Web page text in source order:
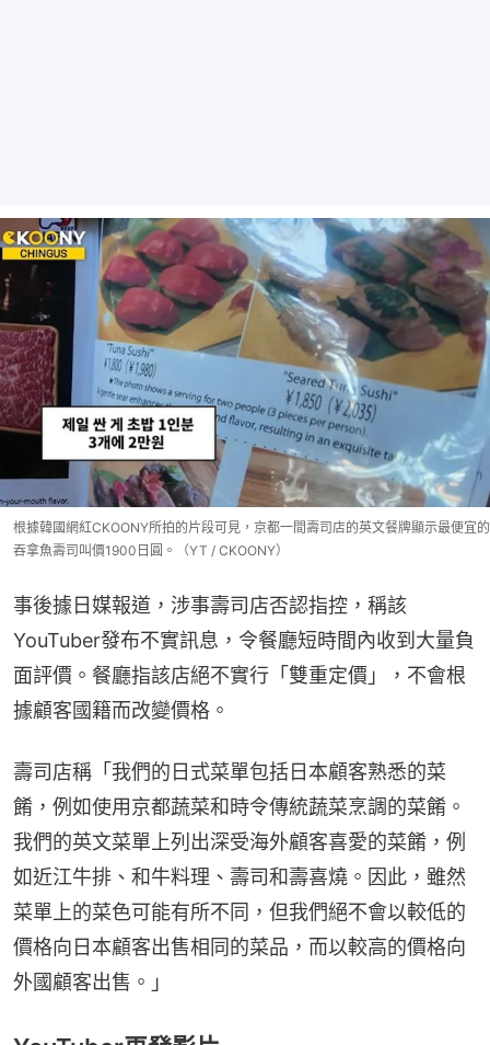
根據韓國網紅CKOONY所拍的片段可見，京都一間壽司店的英文餐牌顯示最便宜的
吞拿魚壽司叫價1900日圓。（YT / CKOONY）
事後據日媒報道，涉事壽司店否認指控，稱該
YouTuber發布不實訊息，令餐廳短時間內收到大量負
面評價。餐廳指該店絕不實行「雙重定價」，不會根
據顧客國籍而改變價格。
壽司店稱「我們的日式菜單包括日本顧客熟悉的菜
餚，例如使用京都蔬菜和時令傳統蔬菜烹調的菜餚。
我們的英文菜單上列出深受海外顧客喜愛的菜餚，例
如近江牛排、和牛料理、壽司和壽喜燒。因此，雖然
菜單上的菜色可能有所不同，但我們絕不會以較低的
價格向日本顧客出售相同的菜品，而以較高的價格向
外國顧客出售。」